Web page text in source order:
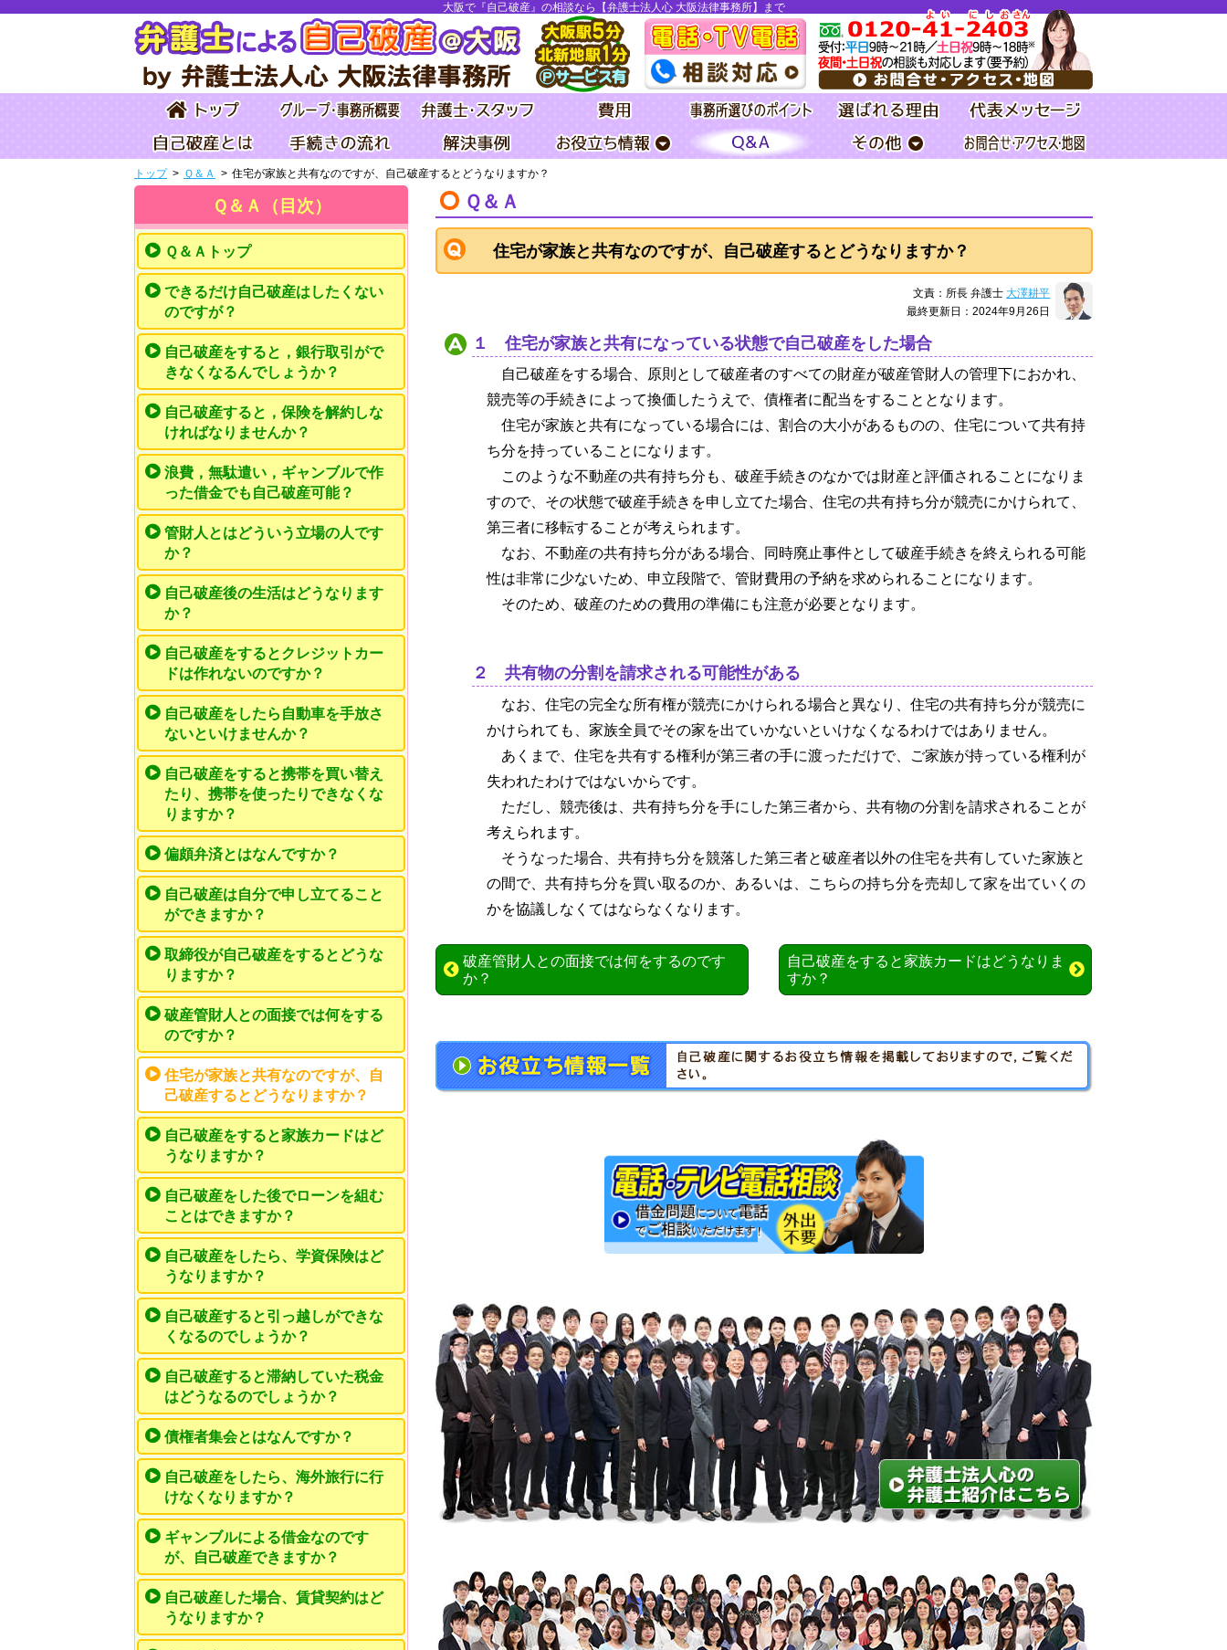
大阪で『自己破産』の相談なら【弁護士法人心 大阪法律事務所】まで
トップ Ｑ＆Ａ 住宅が家族と共有なのですが、自己破産するとどうなりますか？
Ｑ＆Ａ
住宅が家族と共有なのですが、自己破産するとどうなりますか？
文責：所長 弁護士 大澤耕平
最終更新日：2024年9月26日
１ 住宅が家族と共有になっている状態で自己破産をした場合
自己破産をする場合、原則として破産者のすべての財産が破産管財人の管理下におかれ、
競売等の手続きによって換価したうえで、債権者に配当をすることとなります。
住宅が家族と共有になっている場合には、割合の大小があるものの、住宅について共有持
ち分を持っていることになります。
このような不動産の共有持ち分も、破産手続きのなかでは財産と評価されることになりま
すので、その状態で破産手続きを申し立てた場合、住宅の共有持ち分が競売にかけられて、
第三者に移転することが考えられます。
なお、不動産の共有持ち分がある場合、同時廃止事件として破産手続きを終えられる可能
性は非常に少ないため、申立段階で、管財費用の予納を求められることになります。
そのため、破産のための費用の準備にも注意が必要となります。
２ 共有物の分割を請求される可能性がある
なお、住宅の完全な所有権が競売にかけられる場合と異なり、住宅の共有持ち分が競売に
かけられても、家族全員でその家を出ていかないといけなくなるわけではありません。
あくまで、住宅を共有する権利が第三者の手に渡っただけで、ご家族が持っている権利が
失われたわけではないからです。
ただし、競売後は、共有持ち分を手にした第三者から、共有物の分割を請求されることが
考えられます。
そうなった場合、共有持ち分を競落した第三者と破産者以外の住宅を共有していた家族と
の間で、共有持ち分を買い取るのか、あるいは、こちらの持ち分を売却して家を出ていくの
かを協議しなくてはならなくなります。
破産管財人との面接では何をするのです
か？
自己破産をすると家族カードはどうなりま
すか？
Ｑ＆Ａ（目次）
Ｑ＆Ａトップ
できるだけ自己破産はしたくない
のですが？
自己破産をすると，銀行取引がで
きなくなるんでしょうか？
自己破産すると，保険を解約しな
ければなりませんか？
浪費，無駄遣い，ギャンブルで作
った借金でも自己破産可能？
管財人とはどういう立場の人です
か？
自己破産後の生活はどうなります
か？
自己破産をするとクレジットカー
ドは作れないのですか？
自己破産をしたら自動車を手放さ
ないといけませんか？
自己破産をすると携帯を買い替え
たり、携帯を使ったりできなくな
りますか？
偏頗弁済とはなんですか？
自己破産は自分で申し立てること
ができますか？
取締役が自己破産をするとどうな
りますか？
破産管財人との面接では何をする
のですか？
住宅が家族と共有なのですが、自
己破産するとどうなりますか？
自己破産をすると家族カードはど
うなりますか？
自己破産をした後でローンを組む
ことはできますか？
自己破産をしたら、学資保険はど
うなりますか？
自己破産すると引っ越しができな
くなるのでしょうか？
自己破産すると滞納していた税金
はどうなるのでしょうか？
債権者集会とはなんですか？
自己破産をしたら、海外旅行に行
けなくなりますか？
ギャンブルによる借金なのです
が、自己破産できますか？
自己破産した場合、賃貸契約はど
うなりますか？